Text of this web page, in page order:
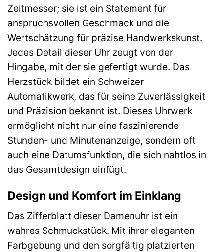
Zeitmesser; sie ist ein Statement für
anspruchsvollen Geschmack und die
Wertschätzung für präzise Handwerkskunst.
Jedes Detail dieser Uhr zeugt von der
Hingabe, mit der sie gefertigt wurde. Das
Herzstück bildet ein Schweizer
Automatikwerk, das für seine Zuverlässigkeit
und Präzision bekannt ist. Dieses Uhrwerk
ermöglicht nicht nur eine faszinierende
Stunden- und Minutenanzeige, sondern oft
auch eine Datumsfunktion, die sich nahtlos in
das Gesamtdesign einfügt.
Design und Komfort im Einklang
Das Zifferblatt dieser Damenuhr ist ein
wahres Schmuckstück. Mit ihrer eleganten
Farbgebung und den sorgfältig platzierten